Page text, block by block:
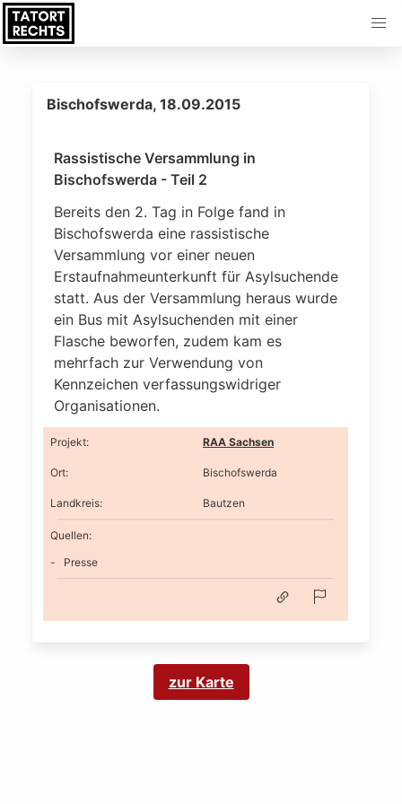
Bischofswerda, 18.09.2015
Rassistische Versammlung in
Bischofswerda - Teil 2
Bereits den 2. Tag in Folge fand in
Bischofswerda eine rassistische
Versammlung vor einer neuen
Erstaufnahmeunterkunft für Asylsuchende
statt. Aus der Versammlung heraus wurde
ein Bus mit Asylsuchenden mit einer
Flasche beworfen, zudem kam es
mehrfach zur Verwendung von
Kennzeichen verfassungswidriger
Organisationen.
Projekt: RAA Sachsen
Ort: Bischofswerda
Landkreis: Bautzen
Quellen:
Presse
zur Karte